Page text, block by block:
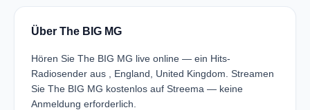
Über The BIG MG
Hören Sie The BIG MG live online — ein Hits-
Radiosender aus , England, United Kingdom. Streamen
Sie The BIG MG kostenlos auf Streema — keine
Anmeldung erforderlich.